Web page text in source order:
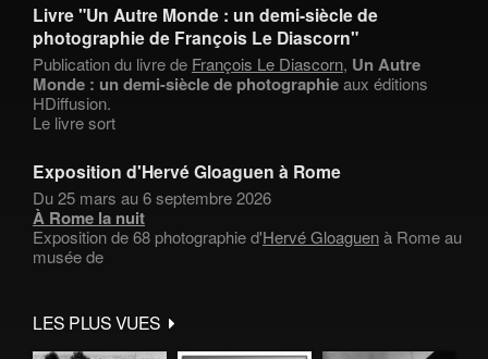
Livre "Un Autre Monde : un demi-siècle de
photographie de François Le Diascorn"
Publication du livre de François Le Diascorn, Un Autre
Monde : un demi-siècle de photographieaux éditions
HDiffusion.
Le livre sort
Exposition d'Hervé Gloaguen à Rome
Du 25 mars au 6 septembre 2026
À Rome la nuit
Exposition de 68 photographie d'Hervé Gloaguenà Rome au
musée de
LES PLUS VUES